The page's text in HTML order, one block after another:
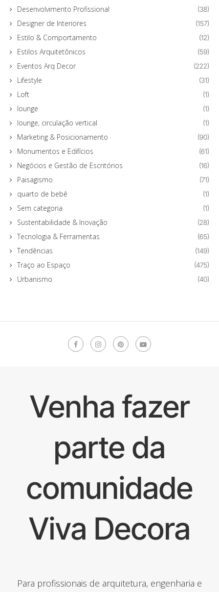
Desenvolvimento Profissional (38)
Designer de Interiores (157)
Estilo & Comportamento (12)
Estilos Arquitetônicos (59)
Eventos Arq Decor (222)
Lifestyle (31)
Loft (1)
lounge (1)
lounge, circulação vertical (1)
Marketing & Posicionamento (90)
Monumentos e Edifícios (61)
Negócios e Gestão de Escritórios (16)
Paisagismo (71)
quarto de bebê (1)
Sem categoria (1)
Sustentabilidade & Inovação (28)
Tecnologia & Ferramentas (65)
Tendências (149)
Traço ao Espaço (475)
Urbanismo (40)
Venha fazer
parte da
comunidade
Viva Decora
Para profissionais de arquitetura, engenharia e